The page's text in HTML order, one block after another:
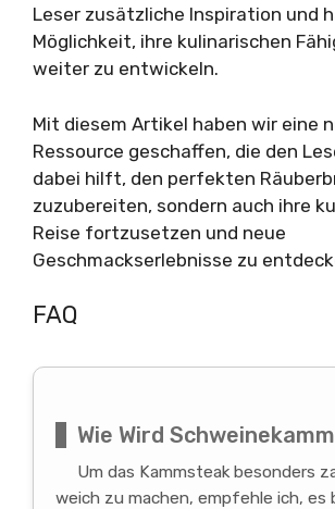
Leser zusätzliche Inspiration und
Möglichkeit, ihre kulinarischen
weiter zu entwickeln.
Mit diesem Artikel haben wir eine
Ressource geschaffen, die den
dabei hilft, den perfekten
zuzubereiten, sondern auch ihre
Reise fortzusetzen und neue
Geschmackserlebnisse zu
FAQ
Wie Wird
Um das Kammsteak besonders
weich zu machen, empfehle ich, es